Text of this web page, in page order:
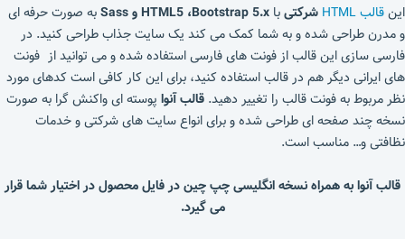
اینقالب HTML شرکتیبا HTML5 ،Bootstrap 5.x و Sass
به صورت حرفه ای
و مدرن طراحی شده و به شما کمک می کند یک سایت جذاب طراحی کنید. در
فارسی سازی این قالب از فونت های فارسی استفاده شده و می توانید از فونت
های ایرانی دیگر هم در قالب استفاده کنید، برای این کار کافی است کدهای مورد
نظر مربوط به فونت قالب را تغییر دهید. قالب آنوا پوسته ای واکنش گرا به صورت
نسخه چند صفحه ای طراحی شده و برای انواع سایت های شرکتی و خدمات
نظافتی و… مناسب است.
قالب آنوا به همراه نسخه انگلیسی چپ چین در فایل محصول در اختیار شما قرار
می گیرد.